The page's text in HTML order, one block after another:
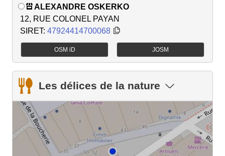
ALEXANDRE OSKERKO
12, RUE COLONEL PAYAN
SIRET: 47924414700068
OSM iD JOSM
Les délices de la nature